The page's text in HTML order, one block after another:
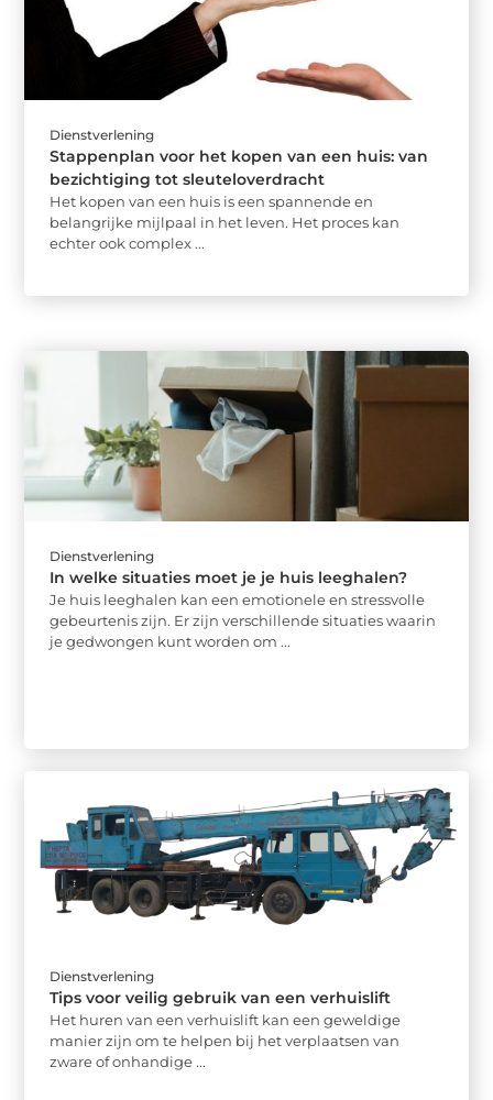
Dienstverlening
Stappenplan voor het kopen van een huis: van
bezichtiging tot sleuteloverdracht
Het kopen van een huis is een spannende en
belangrijke mijlpaal in het leven. Het proces kan
echter ook complex ...
Dienstverlening
In welke situaties moet je je huis leeghalen?
Je huis leeghalen kan een emotionele en stressvolle
gebeurtenis zijn. Er zijn verschillende situaties waarin
je gedwongen kunt worden om ...
Dienstverlening
Tips voor veilig gebruik van een verhuislift
Het huren van een verhuislift kan een geweldige
manier zijn om te helpen bij het verplaatsen van
zware of onhandige ...